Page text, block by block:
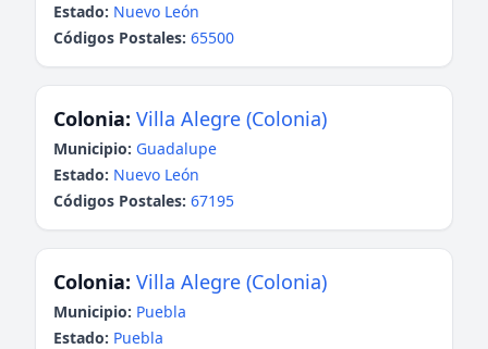
Estado: Nuevo León
Códigos Postales: 65500
Colonia: Villa Alegre (Colonia)
Municipio: Guadalupe
Estado: Nuevo León
Códigos Postales: 67195
Colonia: Villa Alegre (Colonia)
Municipio: Puebla
Estado: Puebla